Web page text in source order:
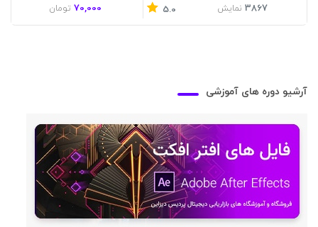
3867 نمایش 5.0
70,000 تومان
آرشیو دوره های آموزشی